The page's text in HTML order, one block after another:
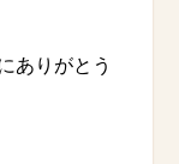
ありがとう